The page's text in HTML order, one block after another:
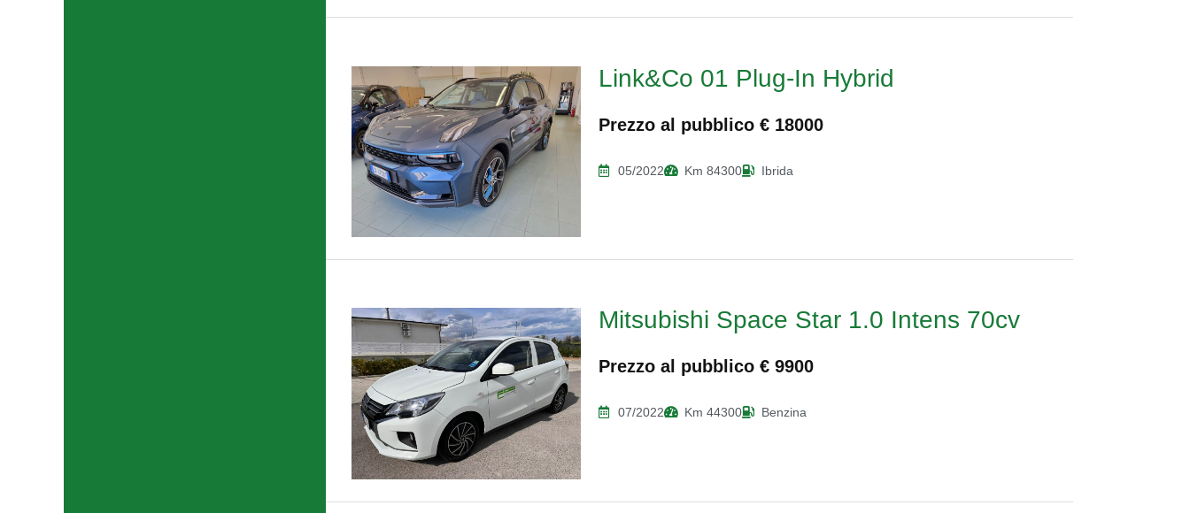
Link&Co 01 Plug-In Hybrid
Prezzo al pubblico € 18000
05/2022 Km 84300 Ibrida
Mitsubishi Space Star 1.0 Intens 70cv
Prezzo al pubblico € 9900
07/2022 Km 44300 Benzina